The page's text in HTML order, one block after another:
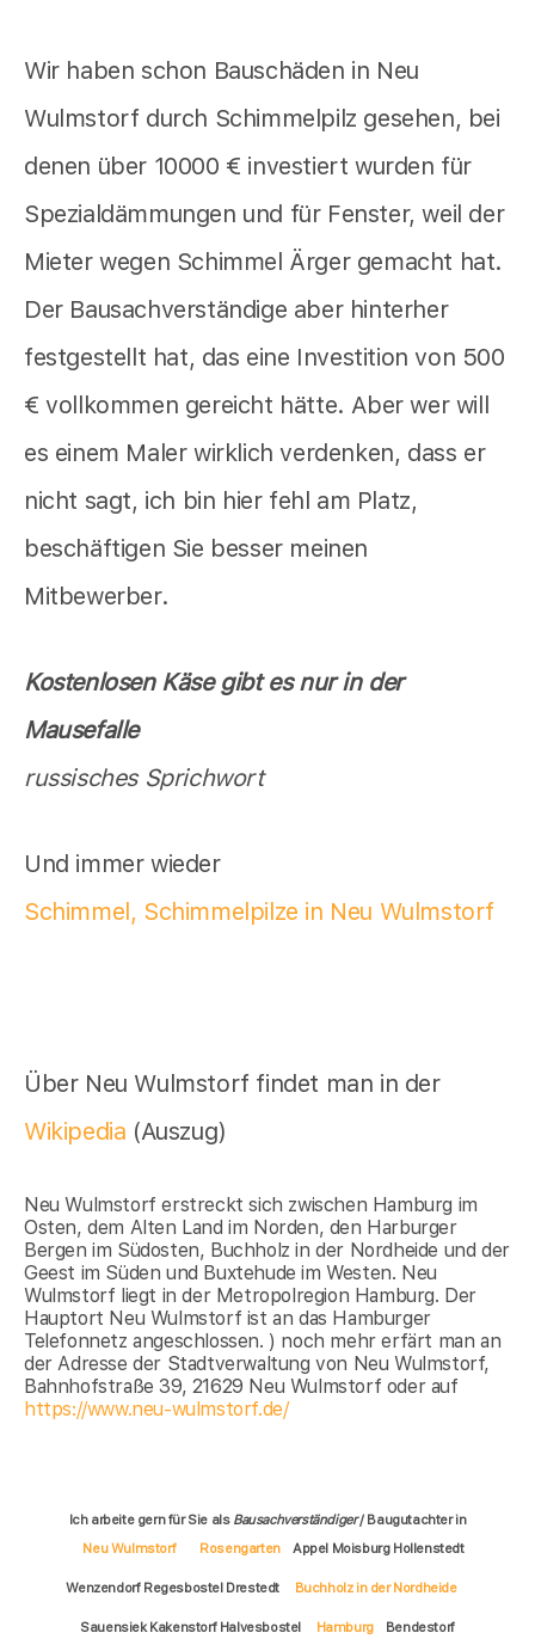
Wir haben schon Bauschäden in Neu
Wulmstorf durch Schimmelpilz gesehen, bei
denen über 10000 € investiert wurden für
Spezialdämmungen und für Fenster, weil der
Mieter wegen Schimmel Ärger gemacht hat.
Der Bausachverständige aber hinterher
festgestellt hat, das eine Investition von 500
€ vollkommen gereicht hätte. Aber wer will
es einem Maler wirklich verdenken, dass er
nicht sagt, ich bin hier fehl am Platz,
beschäftigen Sie besser meinen
Mitbewerber.
Kostenlosen Käse gibt es nur in der
Mausefalle
russisches Sprichwort
Und immer wieder
Schimmel, Schimmelpilze in Neu Wulmstorf
Über Neu Wulmstorf findet man in der
Wikipedia (Auszug)
Neu Wulmstorf erstreckt sich zwischen Hamburg im
Osten, dem Alten Land im Norden, den Harburger
Bergen im Südosten, Buchholz in der Nordheide und der
Geest im Süden und Buxtehude im Westen. Neu
Wulmstorf liegt in der Metropolregion Hamburg. Der
Hauptort Neu Wulmstorf ist an das Hamburger
Telefonnetz angeschlossen. ) noch mehr erfärt man an
der Adresse der Stadtverwaltung von Neu Wulmstorf,
Bahnhofstraße 39, 21629 Neu Wulmstorf oder auf
https://www.neu-wulmstorf.de/
Ich arbeite gern für Sie als Bausachverständiger/ Baugutachter in
Neu Wulmstorf
Rosengarten Appel Moisburg Hollenstedt
Wenzendorf Regesbostel Drestedt Buchholz in der Nordheide
Sauensiek Kakenstorf Halvesbostel Hamburg Bendestorf